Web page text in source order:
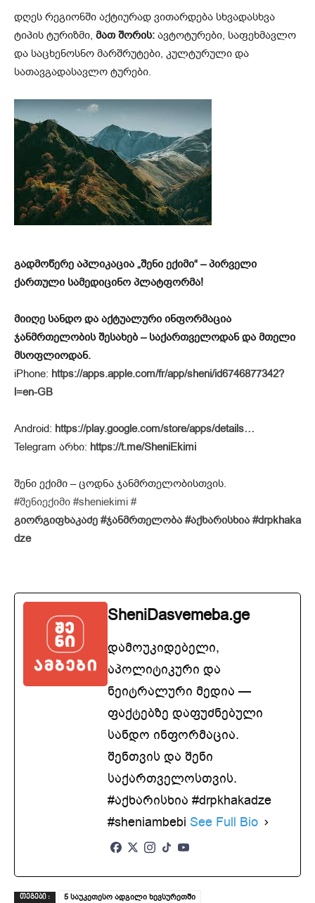
დღეს რეგიონში აქტიურად ვითარდება სხვადასხვა
ტიპის ტურიზმი, მათ შორის: ავტოტურები, საფეხმავლო
და საცხენოსნო მარშრუტები, კულტურული და
სათავგადასავლო ტურები.
გადმოწერე აპლიკაცია „შენი ექიმი“ – პირველი
ქართული სამედიცინო პლატფორმა!
მიიღე სანდო და აქტუალური ინფორმაცია
ჯანმრთელობის შესახებ – საქართველოდან და მთელი
მსოფლიოდან.
iPhone: https://apps.apple.com/fr/app/sheni/id6746877342?
l=en-GB
Android: https://play.google.com/store/apps/details…
Telegram არხი: https://t.me/SheniEkimi
შენი ექიმი – ცოდნა ჯანმრთელობისთვის.
#შენიექიმი #sheniekimi #
გიორგიფხაკაძე #ჯანმრთელობა #აქხარისხია #drpkhaka
dze
SheniDasvemeba.ge
დამოუკიდებელი,
აპოლიტიკური და
ნეიტრალური მედია —
ფაქტებზე დაფუძნებული
სანდო ინფორმაცია.
შენთვის და შენი
საქართველოსთვის.
#აქხარისხია #drpkhakadze
#sheniambebi See Full Bio
ᲗᲔᲒᲔᲑᲘ : 5 საუკეთესო ადგილი ხევსურეთში